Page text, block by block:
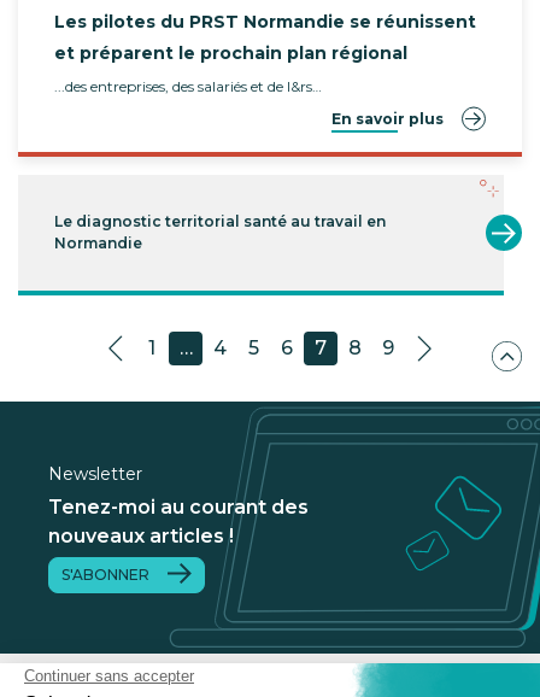
Les pilotes du PRST Normandie se réunissent
et préparent le prochain plan régional
...des entreprises, des salariés et de l&rs…
En savoir plus
Le diagnostic territorial santé au travail en
Normandie
1 … 4 5 6 7 8 9
Newsletter
Tenez-moi au courant des
nouveaux articles !
S'ABONNER